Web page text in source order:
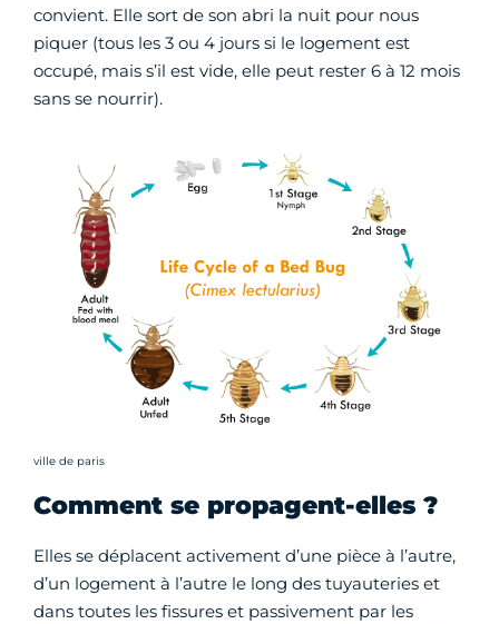
convient. Elle sort de son abri la nuit pour nous
piquer (tous les 3 ou 4 jours si le logement est
occupé, mais s’il est vide, elle peut rester 6 à 12 mois
sans se nourrir).
Crédit photo :
ville de paris
Comment se propagent-elles ?
Elles se déplacent activement d’une pièce à l’autre,
d’un logement à l’autre le long des tuyauteries et
dans toutes les fissures et passivement par les